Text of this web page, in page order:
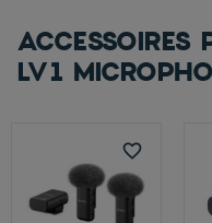
LV1
favorite_border